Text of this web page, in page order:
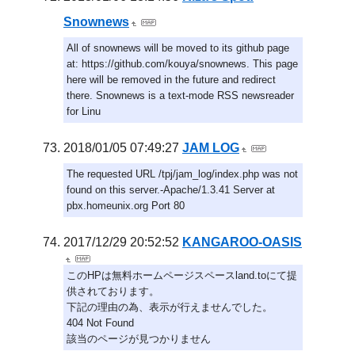
Snownews
All of snownews will be moved to its github page
at: https://github.com/kouya/snownews. This page
here will be removed in the future and redirect
there. Snownews is a text-mode RSS newsreader
for Linu
2018/01/05 07:49:27 JAM LOG
The requested URL /tpj/jam_log/index.php was not
found on this server.-Apache/1.3.41 Server at
pbx.homeunix.org Port 80
2017/12/29 20:52:52 KANGAROO-OASIS
このHPは無料ホームページスペースland.toにて提
供されております。
下記の理由の為、表示が行えませんでした。
404 Not Found
該当のページが見つかりません